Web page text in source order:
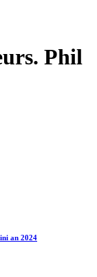
Phil
an 2024